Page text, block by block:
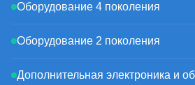
Оборудование 4 поколения
Оборудование 2 поколения
Дополнительная электроника и